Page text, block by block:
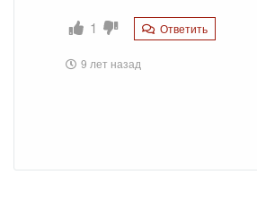
1 Ответить
9 лет назад